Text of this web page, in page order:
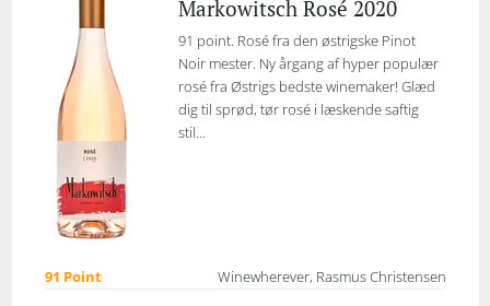
Markowitsch Rosé 2020
91 point. Rosé fra den østrigske Pinot
Noir mester. Ny årgang af hyper populær
rosé fra Østrigs bedste winemaker! Glæd
dig til sprød, tør rosé i læskende saftig
stil...
91 Point Winewherever, Rasmus Christensen